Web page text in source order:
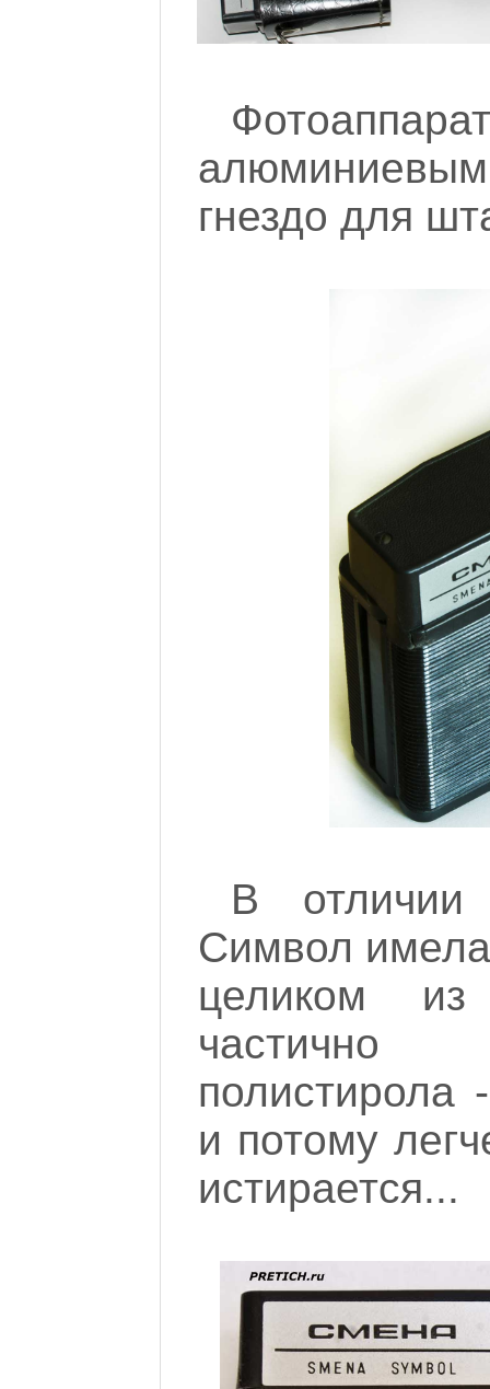
гнездо для
В
Символ имела
целиком из
частично
полистирола
и потому
истирается...